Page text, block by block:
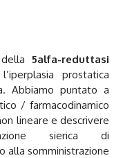
5alfa-reduttasi
prostatica
Abbiamo puntato a
/ farmacodinamico
lineare e descrivere
sierica di
alla somministrazione